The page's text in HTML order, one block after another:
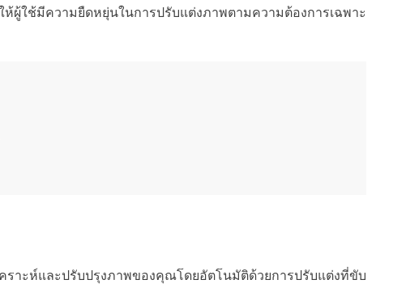
ผู้ใช้มีความยืดหยุ่นในการปรับแต่งภาพตามความต้องการเฉพาะ
าะห์และปรับปรุงภาพของคุณโดยอัตโนมัติด้วยการปรับแต่งที่ขับ